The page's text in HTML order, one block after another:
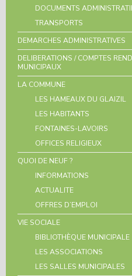
DOCUMENTS
TRANSPORTS
DEMARCHES ADMINISTRATIVES
DELIBERATIONS / COMPTES
MUNICIPAUX
LA COMMUNE
LES HAMEAUX DU GLAIZIL
LES HABITANTS
FONTAINES-LAVOIRS
OFFICES RELIGIEUX
QUOI DE NEUF ?
INFORMATIONS
ACTUALITE
OFFRES D’EMPLOI
VIE SOCIALE
BIBLIOTHÈQUE MUNICIPALE
LES ASSOCIATIONS
LES SALLES MUNICIPALES